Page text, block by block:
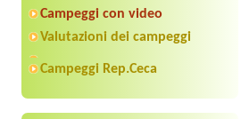
Campeggi con video
Valutazioni dei campeggi
Campeggi Rep.Ceca